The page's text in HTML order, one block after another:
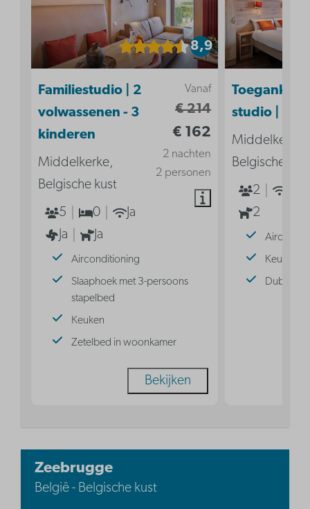
8,9
Vanaf
€ 214
€ 162
2 nachten
2 personen
Familiestudio | 2
volwassenen - 3
kinderen
Middelkerke,
Belgische kust
5
0
Ja
Ja
Ja
Airconditioning
Slaaphoek met 3-persoons
stapelbed
Keuken
Zetelbed in woonkamer
Bekijken
studio | 2p
Middelkerke,
Belgische
2
2
Keuken
Dubbel
Zeebrugge
België - Belgische kust